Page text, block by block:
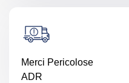
Merci Pericolose
ADR